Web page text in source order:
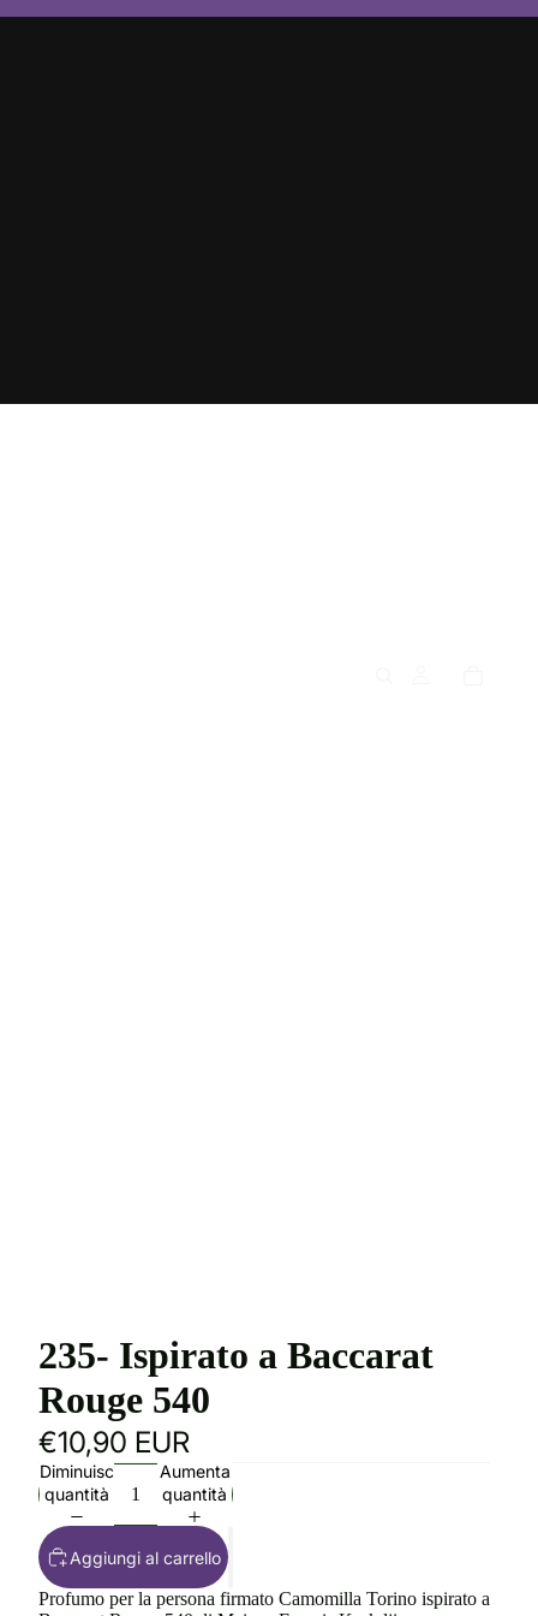
235- Ispirato a Baccarat
Rouge 540
€10,90 EUR
Diminuisci
quantità
Aumenta
quantità
Aggiungi al carrello
Profumo per la persona firmato Camomilla Torino ispirato a